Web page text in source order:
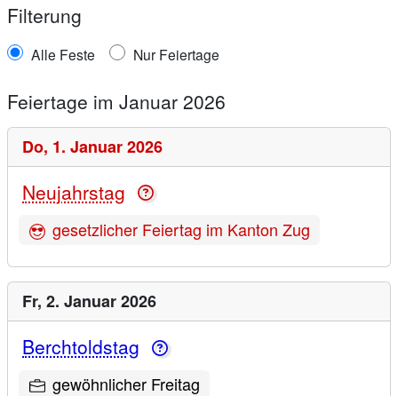
Filterung
Alle Feste Nur Feiertage
Feiertage im Januar 2026
Do, 1. Januar 2026
Neujahrstag
gesetzlicher Feiertag im Kanton Zug
Fr, 2. Januar 2026
Berchtoldstag
gewöhnlicher Freitag